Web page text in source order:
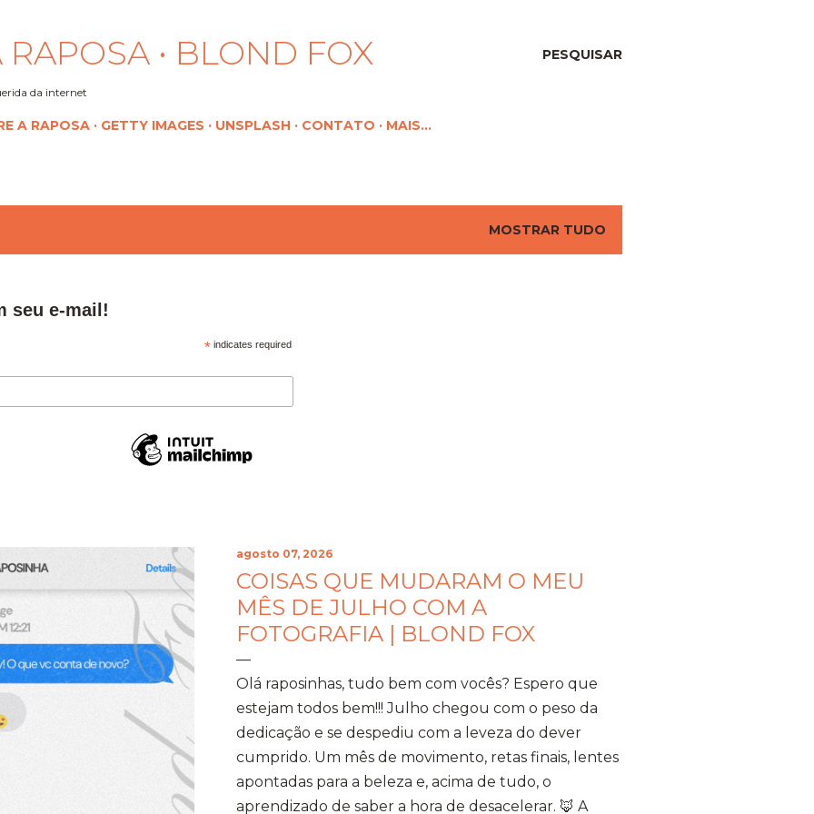
PESQUISAR
• BLOND FOX
da internet
A RAPOSA GETTY IMAGES UNSPLASH CONTATO MAIS…
MOSTRAR TUDO
seu e-mail!
*indicates required
agosto 07, 2026
COISAS QUE MUDARAM O MEU
MÊS DE JULHO COM A
FOTOGRAFIA | BLOND FOX
Olá raposinhas, tudo bem com vocês? Espero que
estejam todos bem!!! Julho chegou com o peso da
dedicação e se despediu com a leveza do dever
cumprido. Um mês de movimento, retas finais, lentes
apontadas para a beleza e, acima de tudo, o
aprendizado de saber a hora de desacelerar. ​🦊 A